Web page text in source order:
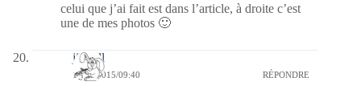
celui que j’ai fait est dans l’article, à droite c’est
une de mes photos 🙂
jill bill
17/03/2015/09:40 RÉPONDRE